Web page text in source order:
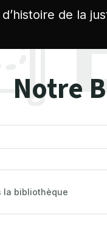
de la
Notre